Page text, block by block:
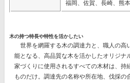
福岡、佐賀、長崎、熊
木の持つ特長や特性を活かしたい
世界を網羅する木の調達力と、職人の高
能となる、高品質な木を活かしたオリジナ
家づくりに使用されるすべての木材は、持
ものだけ。調達先の名称や所在地、伐採の